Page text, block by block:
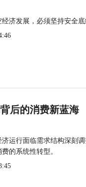
济发展，必须坚持安全
后的消费新蓝海
济运行面临需求结构深刻
的系统性转型。